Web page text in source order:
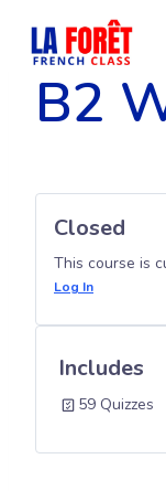
contentB2
Closed
This course is
Log In
Includes
59 Quizzes